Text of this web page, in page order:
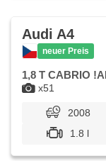
x51
Audi A4
neuer Preis
1,8 T CABRIO
2008
1.8 l